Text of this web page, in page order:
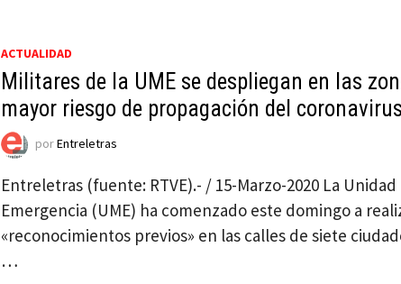
ACTUALIDAD
Militares de la UME se despliegan en las
mayor riesgo de propagación del coronavirus
porEntreletras
Entreletras (fuente: RTVE).- / 15-Marzo-2020 La
Emergencia (UME) ha comenzado este domingo a
«reconocimientos previos» en las calles de siete
…